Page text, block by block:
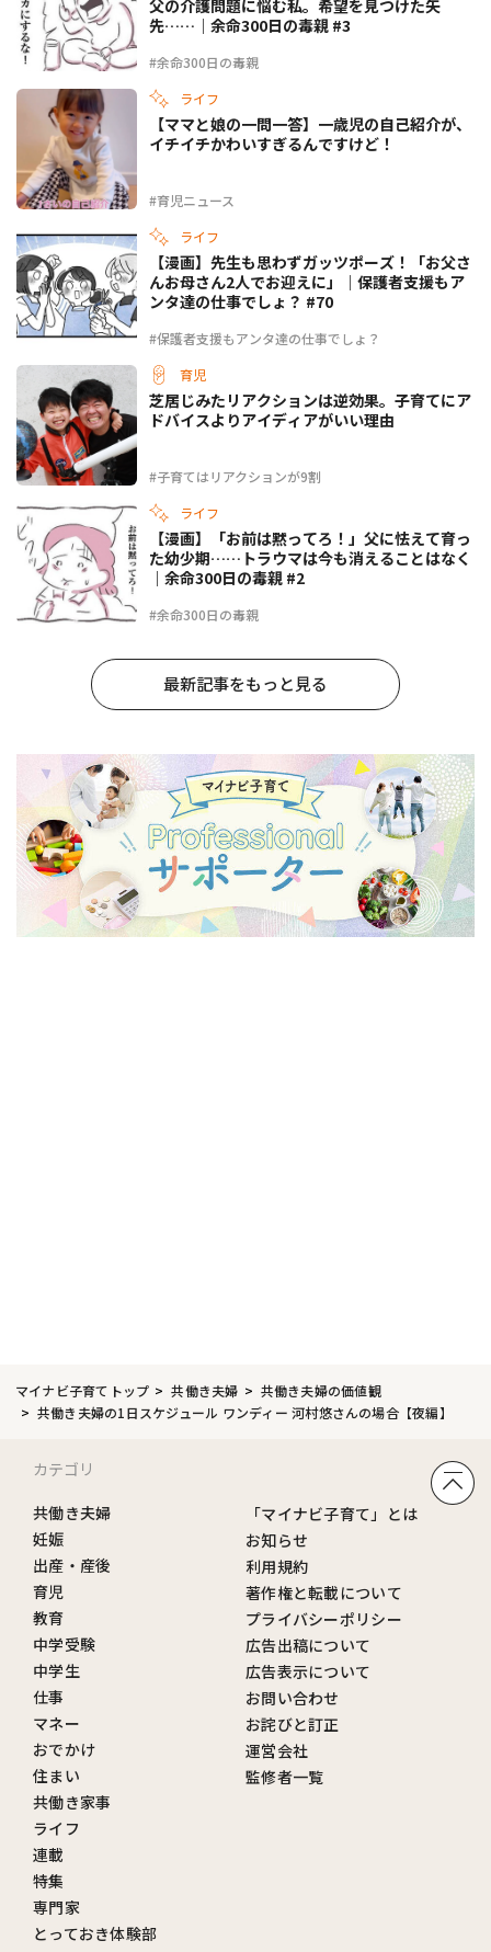
#余命300日の毒親
父の介護問題に悩む私。希望を見つけた矢
先……｜余命300日の毒親 #3
ライフ
#育児ニュース
【ママと娘の一問一答】一歳児の自己紹介が、
イチイチかわいすぎるんですけど！
ライフ
#保護者支援もアンタ達の仕事でしょ？
【漫画】先生も思わずガッツポーズ！「お父さ
んお母さん2人でお迎えに」｜保護者支援もア
ンタ達の仕事でしょ？ #70
育児
#子育てはリアクションが9割
芝居じみたリアクションは逆効果。子育てにア
ドバイスよりアイディアがいい理由
ライフ
#余命300日の毒親
【漫画】「お前は黙ってろ！」父に怯えて育っ
た幼少期……トラウマは今も消えることはなく
｜余命300日の毒親 #2
最新記事をもっと見る
マイナビ子育てトップ 共働き夫婦
共働き夫婦の価値観
共働き夫婦の1日スケジュール ワンディー 河村悠さんの場合【夜編】
カテゴリ
共働き夫婦
妊娠
出産・産後
育児
教育
中学受験
中学生
仕事
マネー
おでかけ
住まい
共働き家事
ライフ
連載
特集
専門家
とっておき体験部
「マイナビ子育て」とは
お知らせ
利用規約
著作権と転載について
プライバシーポリシー
広告出稿について
広告表示について
お問い合わせ
お詫びと訂正
運営会社
監修者一覧